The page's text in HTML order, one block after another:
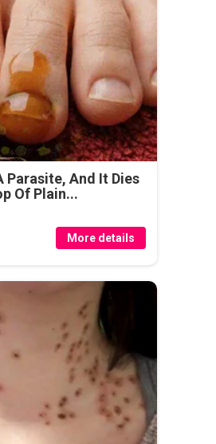
Parasite, And It Dies
Of Plain...
More details